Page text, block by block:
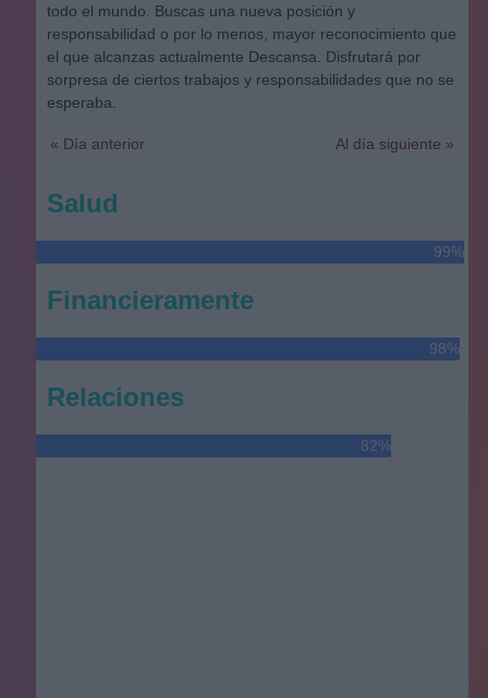
todo el mundo. Buscas una nueva posición y
responsabilidad o por lo menos, mayor reconocimiento que
el que alcanzas actualmente Descansa. Disfrutará por
sorpresa de ciertos trabajos y responsabilidades que no se
esperaba.
« Día anterior Al día siguiente »
Salud
99%
Financieramente
98%
Relaciones
82%